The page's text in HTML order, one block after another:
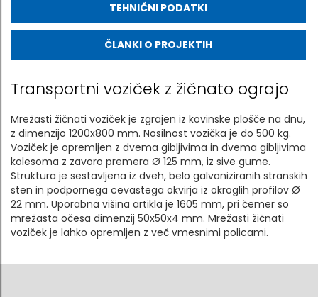
TEHNIČNI PODATKI
ČLANKI O PROJEKTIH
Transportni voziček z žičnato ograjo
Mrežasti žičnati voziček je zgrajen iz kovinske plošče na dnu,
z dimenzijo 1200x800 mm. Nosilnost vozička je do 500 kg.
Voziček je opremljen z dvema gibljivima in dvema gibljivima
kolesoma z zavoro premera Ø 125 mm, iz sive gume.
Struktura je sestavljena iz dveh, belo galvaniziranih stranskih
sten in podpornega cevastega okvirja iz okroglih profilov Ø
22 mm. Uporabna višina artikla je 1605 mm, pri čemer so
mrežasta očesa dimenzij 50x50x4 mm. Mrežasti žičnati
voziček je lahko opremljen z več vmesnimi policami.